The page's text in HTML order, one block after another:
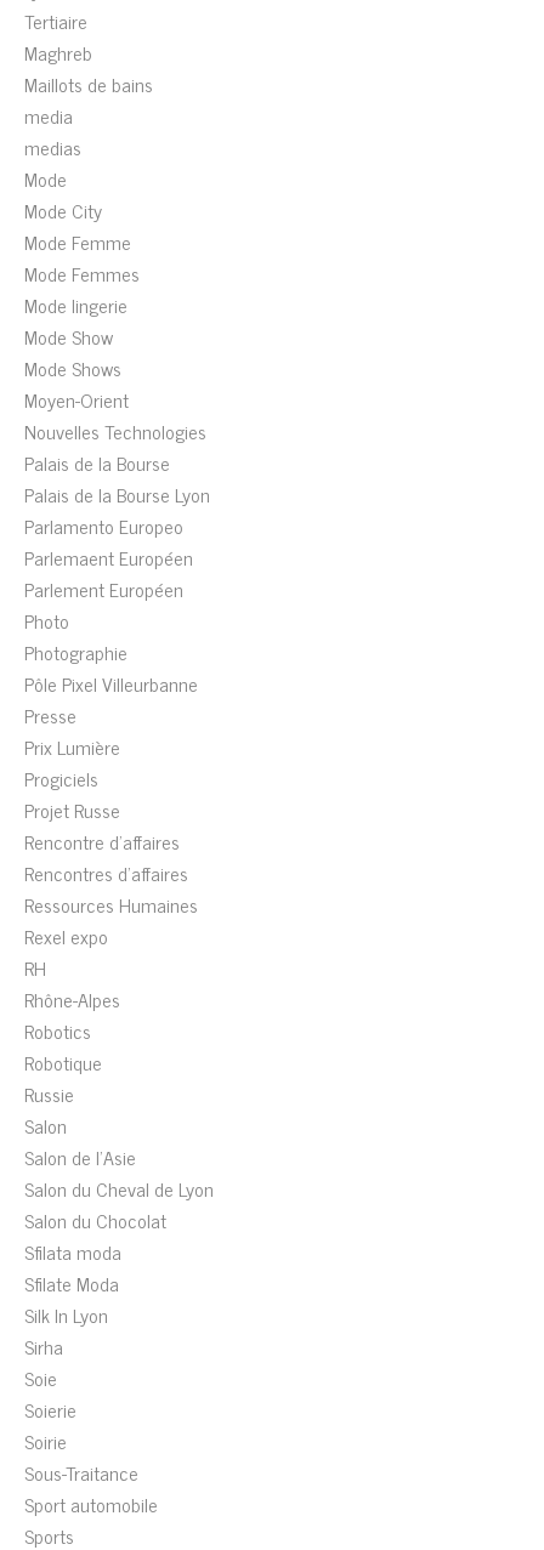
Tertiaire
Maghreb
Maillots de bains
media
medias
Mode
Mode City
Mode Femme
Mode Femmes
Mode lingerie
Mode Show
Mode Shows
Moyen-Orient
Nouvelles Technologies
Palais de la Bourse
Palais de la Bourse Lyon
Parlamento Europeo
Parlemaent Européen
Parlement Européen
Photo
Photographie
Pôle Pixel Villeurbanne
Presse
Prix Lumière
Progiciels
Projet Russe
Rencontre d'affaires
Rencontres d'affaires
Ressources Humaines
Rexel expo
RH
Rhône-Alpes
Robotics
Robotique
Russie
Salon
Salon de l'Asie
Salon du Cheval de Lyon
Salon du Chocolat
Sfilata moda
Sfilate Moda
Silk In Lyon
Sirha
Soie
Soierie
Soirie
Sous-Traitance
Sport automobile
Sports